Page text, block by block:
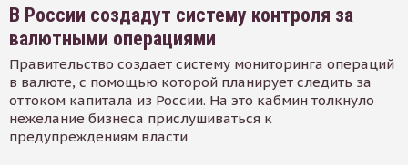
В России создадут систему контроля за
валютными операциями
Правительство создает систему мониторинга операций
в валюте, с помощью которой планирует следить за
оттоком капитала из России. На это кабмин толкнуло
нежелание бизнеса прислушиваться к
предупреждениям власти